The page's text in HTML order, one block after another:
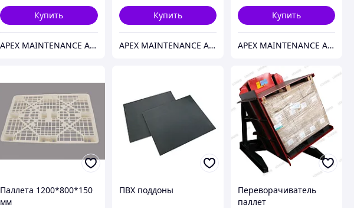
Купить
APEX MAINTENANCE AND SUPPLY SOLUTIONS
Купить
APEX MAINTENANCE AND SUPPLY SOLUTIONS
Купить
APEX MAINTENANCE AND SUPPLY SOLUTIONS
Паллета 1200*800*150
мм
ПВХ поддоны
Переворачиватель
паллет